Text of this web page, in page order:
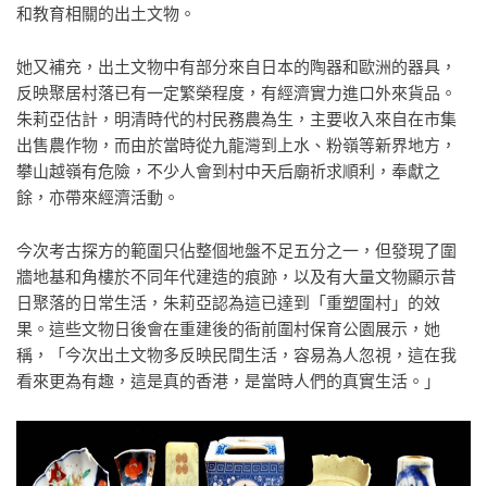
和教育相關的出土文物。
她又補充，出土文物中有部分來自日本的陶器和歐洲的器具，
反映聚居村落已有一定繁榮程度，有經濟實力進口外來貨品。
朱莉亞估計，明清時代的村民務農為生，主要收入來自在市集
出售農作物，而由於當時從九龍灣到上水、粉嶺等新界地方，
攀山越嶺有危險，不少人會到村中天后廟祈求順利，奉獻之
餘，亦帶來經濟活動。
今次考古探方的範圍只佔整個地盤不足五分之一，但發現了圍
牆地基和角樓於不同年代建造的痕跡，以及有大量文物顯示昔
日聚落的日常生活，朱莉亞認為這已達到「重塑圍村」的效
果。這些文物日後會在重建後的衙前圍村保育公園展示，她
稱，「今次出土文物多反映民間生活，容易為人忽視，這在我
看來更為有趣，這是真的香港，是當時人們的真實生活。」